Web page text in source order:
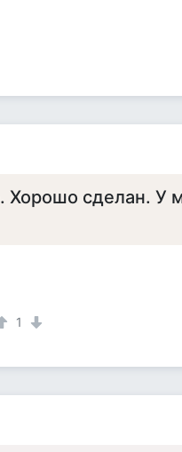
Хорошо сделан. У
1